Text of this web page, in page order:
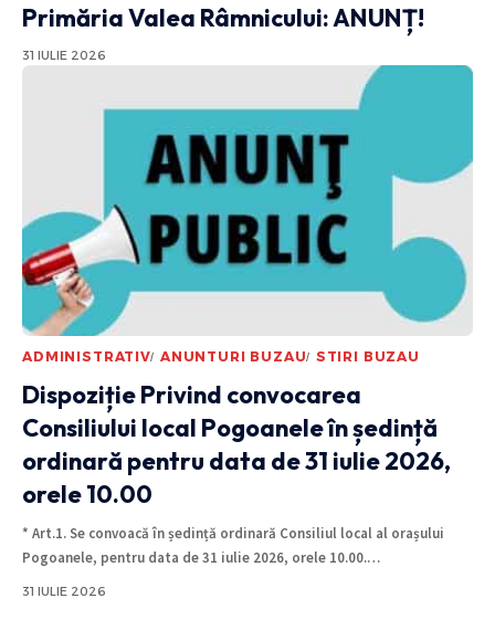
Primăria Valea Râmnicului: ANUNȚ!
31 IULIE 2026
ADMINISTRATIV ANUNTURI BUZAU STIRI BUZAU
Dispoziție Privind convocarea
Consiliului local Pogoanele în ședință
ordinară pentru data de 31 iulie 2026,
orele 10.00
* Art.1. Se convoacă în ședință ordinară Consiliul local al orașului
Pogoanele, pentru data de 31 iulie 2026, orele 10.00.…
31 IULIE 2026